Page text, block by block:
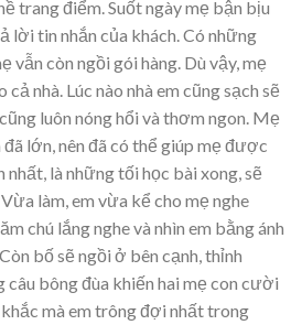
trang điểm. Suốt ngày mẹ bận bịu
lời tin nhắn của khách. Có những
vẫn còn ngồi gói hàng. Dù vậy, mẹ
nhà. Lúc nào nhà em cũng sạch sẽ
luôn nóng hổi và thơm ngon. Mẹ
lớn, nên đã có thể giúp mẹ được
nhất, là những tối học bài xong, sẽ
làm, em vừa kể cho mẹ nghe
chú lắng nghe và nhìn em bằng ánh
bố sẽ ngồi ở bên cạnh, thỉnh
câu bông đùa khiến hai mẹ con cười
mà em trông đợi nhất trong